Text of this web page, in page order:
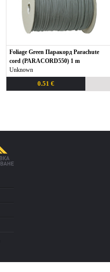
Foliage Green Паракорд Parachute
cord (PARACORD550) 1 m
Unknown
0.51 €